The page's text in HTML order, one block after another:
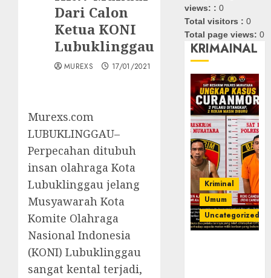
Dari Calon
Ketua KONI
Lubuklinggau
MUREXS 17/01/2021
Murexs.com
LUBUKLINGGAU–
Perpecahan ditubuh
insan olahraga Kota
Lubuklinggau jelang
Musyawarah Kota
Komite Olahraga
Nasional Indonesia
(KONI) Lubuklinggau
sangat kental terjadi,
views: :0
Total visitors :0
Total page views:0
KRIMAINAL
Kriminal
Umum
Uncategorized